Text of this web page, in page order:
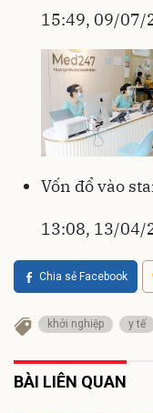
15:49, 09/07/
Vốn đổ vào
13:08, 13/04/
Chia sẻ Facebook
khởi nghiệp y tế
BÀI LIÊN QUAN